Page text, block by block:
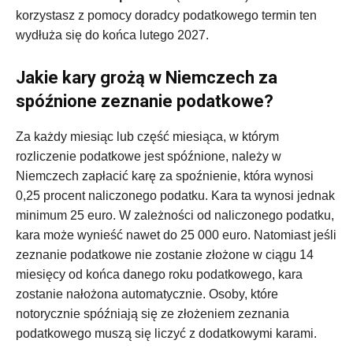
korzystasz z pomocy doradcy podatkowego termin ten
wydłuża się do końca lutego 2027.
Jakie kary grożą w Niemczech za
spóźnione zeznanie podatkowe?
Za każdy miesiąc lub część miesiąca, w którym
rozliczenie podatkowe jest spóźnione, należy w
Niemczech zapłacić karę za spoźnienie, która wynosi
0,25 procent naliczonego podatku. Kara ta wynosi jednak
minimum 25 euro. W zależności od naliczonego podatku,
kara może wynieść nawet do 25 000 euro. Natomiast jeśli
zeznanie podatkowe nie zostanie złożone w ciągu 14
miesięcy od końca danego roku podatkowego, kara
zostanie nałożona automatycznie. Osoby, które
notorycznie spóźniają się ze złożeniem zeznania
podatkowego muszą się liczyć z dodatkowymi karami.